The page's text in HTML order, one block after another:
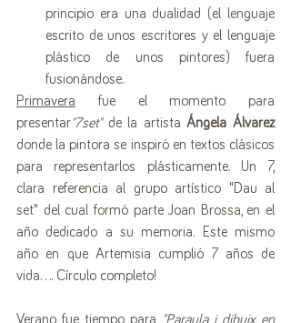
principio era una dualidad (el lenguaje
escrito de unos escritores y el lenguaje
plástico de unos pintores) fuera
fusionándose.
Primavera fue el momento para
presentar"7set" de la artista Ángela Álvarez
donde la pintora se inspiró en textos clásicos
para representarlos plásticamente. Un 7,
clara referencia al grupo artístico "Dau al
set" del cual formó parte Joan Brossa, en el
año dedicado a su memoria. Este mismo
año en que Artemisia cumplió 7 años de
vida.... Círculo completo!
Verano fue tiempo para "Paraula i dibuix en